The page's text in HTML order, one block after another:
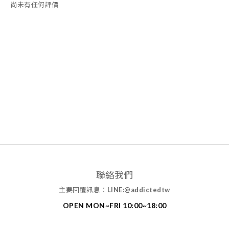
尚未有任何評價
聯絡我們
主要回覆訊息： LINE:@addictedtw
OPEN MON~FRI 10:00~18:00